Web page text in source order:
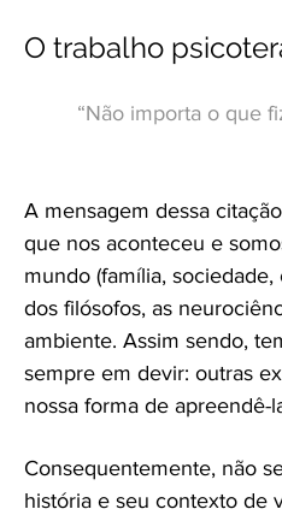
O trabalho
​“Não importa o que
A mensagem dessa
que nos aconteceu e
mundo (família,
dos filósofos, as
ambiente. Assim sendo,
sempre em devir: outras
nossa forma de apreendê-
Consequentemente, não
história e seu contexto de